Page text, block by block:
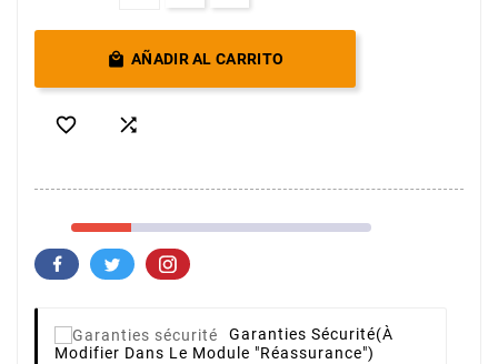
 AÑADIR AL CARRITO
 
Garanties Sécurité(à
Modifier Dans Le Module "Réassurance")